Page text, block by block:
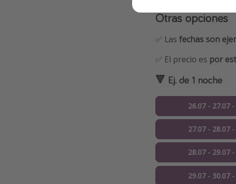
Otras opciones
✅ Las fechas son
✅ El precio es por
🔻 Ej. de 1 noche
26.07 - 27.07
27.07 - 28.07
28.07 - 29.07
29.07 - 30.07